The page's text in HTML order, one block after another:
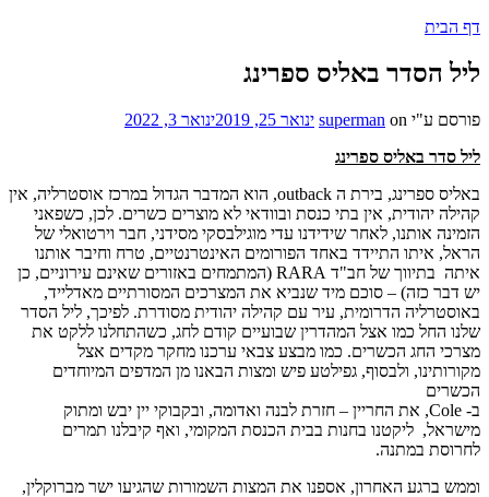
דף הבית
ליל הסדר באליס ספרינג
פורסם ע"י superman on ינואר 25, 2019
ינואר 3, 2022
ליל סדר באליס ספרינג
באליס ספרינג, בירת ה outback, הוא המדבר הגדול במרכז אוסטרליה, אין
קהילה יהודית, אין בתי כנסת ובוודאי לא מוצרים כשרים. לכן, כשפאני
הזמינה אותנו, לאחר שידידנו עדי מוגילבסקי מסידני, חבר וירטואלי של
הראל, איתו התיידד באחד הפורומים האינטרנטיים, טרח וחיבר אותנו
איתה בתיווך של חב"ד RARA (המתמחים באזורים שאינם עירוניים, כן
יש דבר כזה) – סוכם מיד שנביא את המצרכים המסורתיים מאדלייד,
באוסטרליה הדרומית, עיר עם קהילה יהודית מסודרת. לפיכך, ליל הסדר
שלנו החל כמו אצל המהדרין שבועיים קודם לחג, כשהתחלנו ללקט את
מצרכי החג הכשרים. כמו מבצע צבאי ערכנו מחקר מקדים אצל
מקורותינו, ולבסוף, גפילטע פיש ומצות הבאנו מן המדפים המיוחדים
הכשרים
ב- Cole, את החריין – חזרת לבנה ואדומה, ובקבוקי יין יבש ומתוק
מישראל, ליקטנו בחנות בבית הכנסת המקומי, ואף קיבלנו תמרים
לחרוסת במתנה.
וממש ברגע האחרון, אספנו את המצות השמורות שהגיעו ישר מברוקלין,